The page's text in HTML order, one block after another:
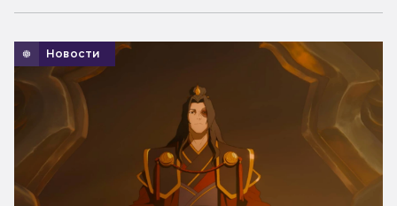
Новости